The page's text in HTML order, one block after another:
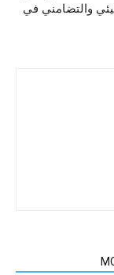
والتضامني في